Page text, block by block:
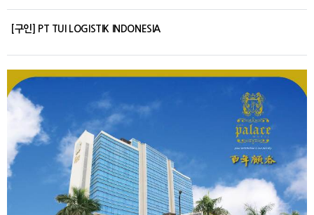
[구인] PT TUI LOGISTIK INDONESIA